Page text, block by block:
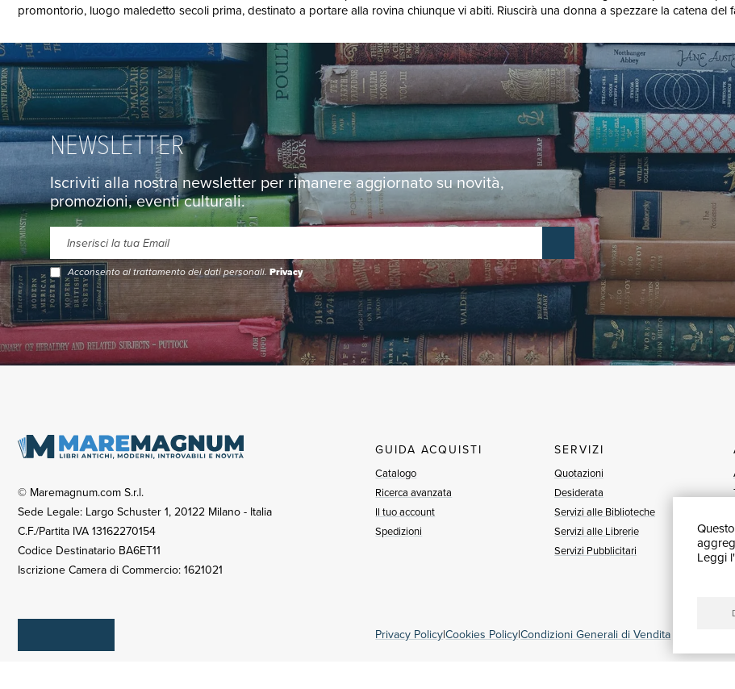
Leggi l'
promontorio, luogo maledetto secoli prima, destinato a portare alla rovina chiunque vi abiti. Riuscirà una donna a spezzare la catena del
NEWSLETTER
Iscriviti alla nostra newsletter per rimanere aggiornato su novità,
promozioni, eventi culturali.
Acconsento al trattamento dei dati personali.Privacy
© Maremagnum.com S.r.l.
Sede Legale: Largo Schuster 1, 20122 Milano - Italia
C.F./Partita IVA 13162270154
Codice Destinatario BA6ET11
Iscrizione Camera di Commercio: 1621021
GUIDA ACQUISTI
Catalogo
Ricerca avanzata
Il tuo account
Spedizioni
SERVIZI
Quotazioni
Desiderata
Servizi alle Biblioteche
Servizi alle Librerie
Servizi Pubblicitari
Privacy Policy|Cookies Policy|Condizioni Generali di Vendita